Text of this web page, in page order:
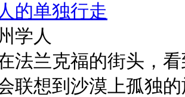
的单独行走
学人
法兰克福的街头，
联想到沙漠上孤独